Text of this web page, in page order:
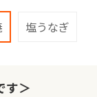
塩うなぎ
す＞